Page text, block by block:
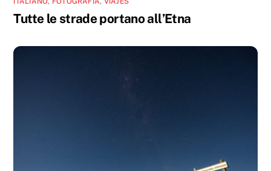
Tutte le strade portano all’Etna